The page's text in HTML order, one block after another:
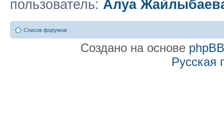
пользователь: Алуа
Список форумов
Создано на основе phpBB
Русская